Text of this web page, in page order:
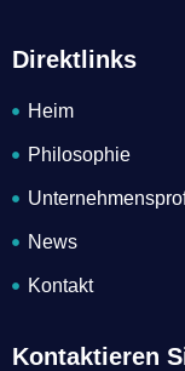
Direktlinks
Heim
Philosophie
News
Kontakt
Kontaktieren